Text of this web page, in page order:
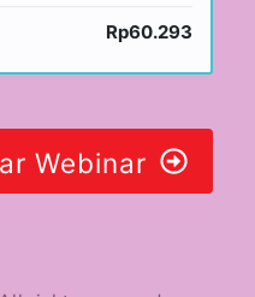
Rp60.293
Webinar